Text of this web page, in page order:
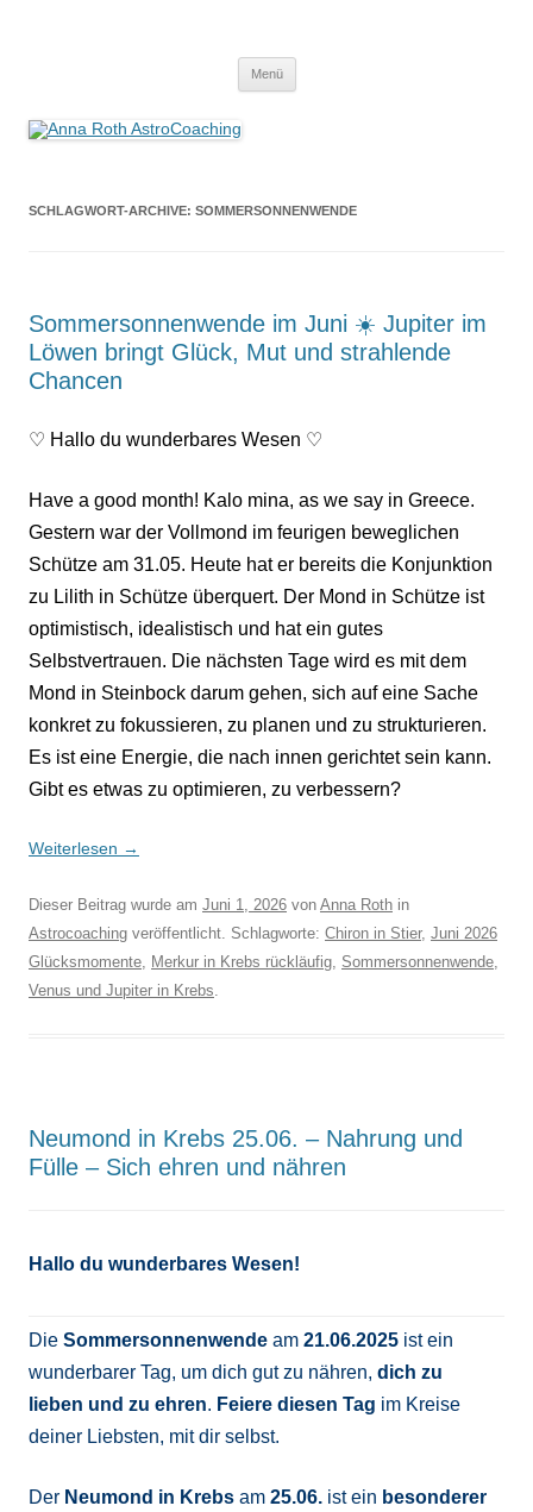
Menü
SCHLAGWORT-ARCHIVE: SOMMERSONNENWENDE
Sommersonnenwende im Juni ☀️ Jupiter im
Löwen bringt Glück, Mut und strahlende
Chancen
♡ Hallo du wunderbares Wesen ♡
Have a good month! Kalo mina, as we say in Greece.
Gestern war der Vollmond im feurigen beweglichen
Schütze am 31.05. Heute hat er bereits die Konjunktion
zu Lilith in Schütze überquert. Der Mond in Schütze ist
optimistisch, idealistisch und hat ein gutes
Selbstvertrauen. Die nächsten Tage wird es mit dem
Mond in Steinbock darum gehen, sich auf eine Sache
konkret zu fokussieren, zu planen und zu strukturieren.
Es ist eine Energie, die nach innen gerichtet sein kann.
Gibt es etwas zu optimieren, zu verbessern?
Weiterlesen →
Dieser Beitrag wurde am Juni 1, 2026 von Anna Roth in
Astrocoaching veröffentlicht. Schlagworte: Chiron in Stier, Juni 2026
Glücksmomente, Merkur in Krebs rückläufig, Sommersonnenwende,
Venus und Jupiter in Krebs.
Neumond in Krebs 25.06. – Nahrung und
Fülle – Sich ehren und nähren
Hallo du wunderbares Wesen!
Die Sommersonnenwende am 21.06.2025 ist ein
wunderbarer Tag, um dich gut zu nähren, dich zu
lieben und zu ehren. Feiere diesen Tag im Kreise
deiner Liebsten, mit dir selbst.
Der Neumond in Krebs am 25.06. ist ein besonderer